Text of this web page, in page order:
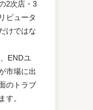
2次店・3
ビュータ
けではな
ENDユ
市場に出
のトラブ
す。